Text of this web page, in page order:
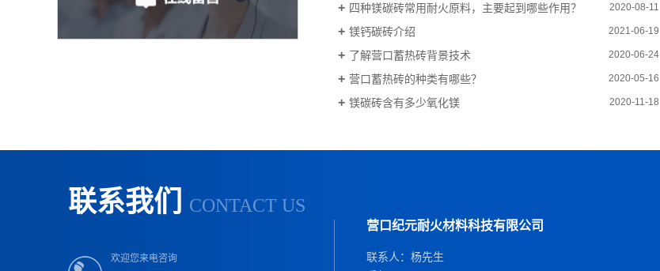
四种镁碳砖常用耐火原料，主要起到哪些作用？ 2020-08-11
镁钙碳砖介绍 2021-06-19
了解营口蓄热砖背景技术 2020-06-24
营口蓄热砖的种类有哪些？ 2020-05-16
镁碳砖含有多少氧化镁 2020-11-18
联系我们 CONTACT US
欢迎您来电咨询
营口纪元耐火材料科技有限公司
联系人：杨先生